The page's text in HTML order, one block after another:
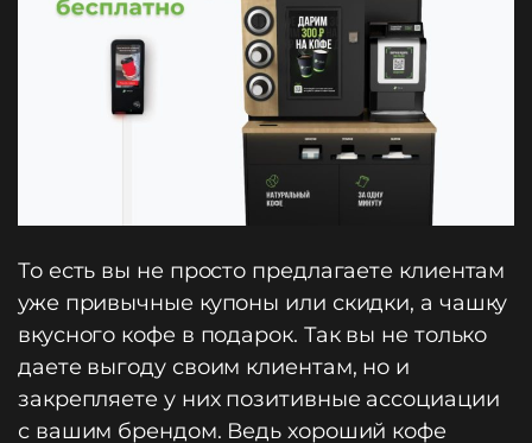
То есть вы не просто предлагаете клиентам
уже привычные купоны или скидки, а чашку
вкусного кофе в подарок. Так вы не только
даете выгоду своим клиентам, но и
закрепляете у них позитивные ассоциации
с вашим брендом. Ведь хороший кофе